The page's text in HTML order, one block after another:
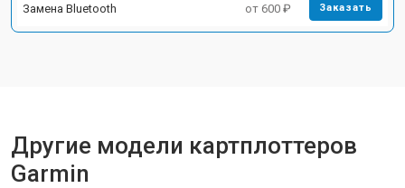
Замена Bluetooth от 600 ₽ Заказать
Другие модели картплоттеров
Garmin